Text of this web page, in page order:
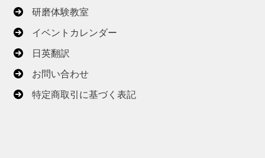
研磨体験教室
イベントカレンダー
日英翻訳
お問い合わせ
特定商取引に基づく表記